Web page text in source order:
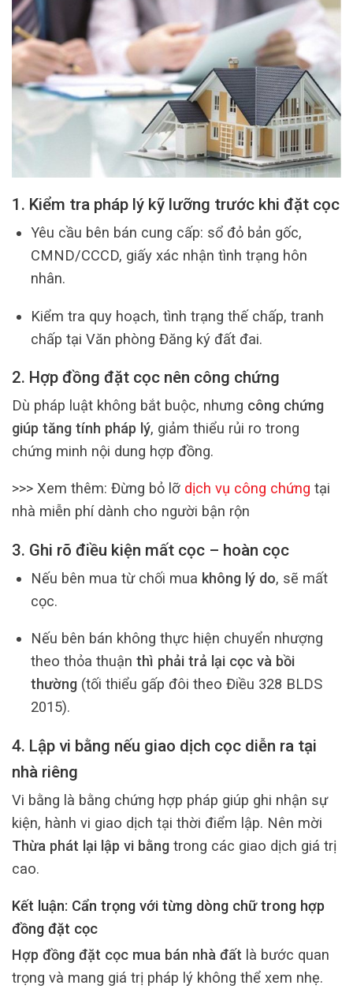
1. Kiểm tra pháp lý kỹ lưỡng trước khi đặt cọc
Yêu cầu bên bán cung cấp: sổ đỏ bản gốc,
CMND/CCCD, giấy xác nhận tình trạng hôn
nhân.
Kiểm tra quy hoạch, tình trạng thế chấp, tranh
chấp tại Văn phòng Đăng ký đất đai.
2. Hợp đồng đặt cọc nên công chứng
Dù pháp luật không bắt buộc, nhưng công chứng
giúp tăng tính pháp lý, giảm thiểu rủi ro trong
chứng minh nội dung hợp đồng.
>>> Xem thêm: Đừng bỏ lỡ dịch vụ công chứng tại
nhà miễn phí dành cho người bận rộn
3. Ghi rõ điều kiện mất cọc – hoàn cọc
Nếu bên mua từ chối mua không lý do, sẽ mất
cọc.
Nếu bên bán không thực hiện chuyển nhượng
theo thỏa thuận thì phải trả lại cọc và bồi
thường(tối thiểu gấp đôi theo Điều 328 BLDS
2015).
4. Lập vi bằng nếu giao dịch cọc diễn ra tại
nhà riêng
Vi bằng là bằng chứng hợp pháp giúp ghi nhận sự
kiện, hành vi giao dịch tại thời điểm lập. Nên mời
Thừa phát lại lập vi bằng trong các giao dịch giá trị
cao.
Kết luận: Cẩn trọng với từng dòng chữ trong hợp
đồng đặt cọc
Hợp đồng đặt cọc mua bán nhà đất là bước quan
trọng và mang giá trị pháp lý không thể xem nhẹ.